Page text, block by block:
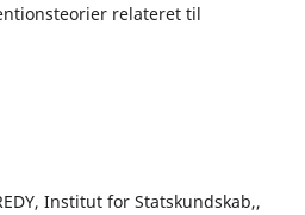
relateret til
Institut for Statskundskab,,